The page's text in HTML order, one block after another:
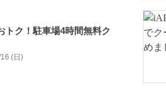
トク！駐車場4時間無料ク
(日)